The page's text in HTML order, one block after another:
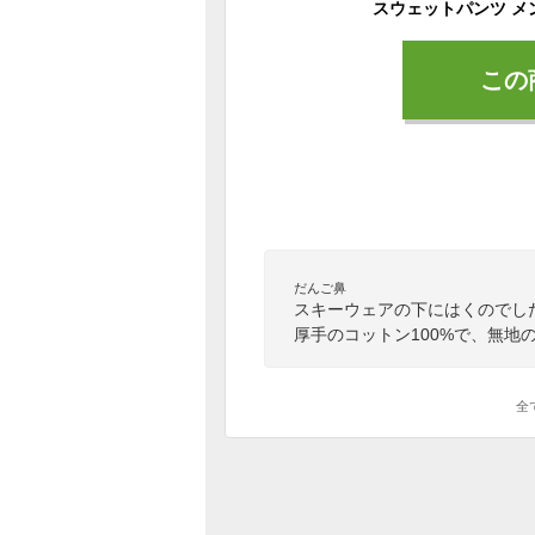
こ
だんご鼻
スキーウェアの下にはくので
厚手のコットン100%で、無地
全